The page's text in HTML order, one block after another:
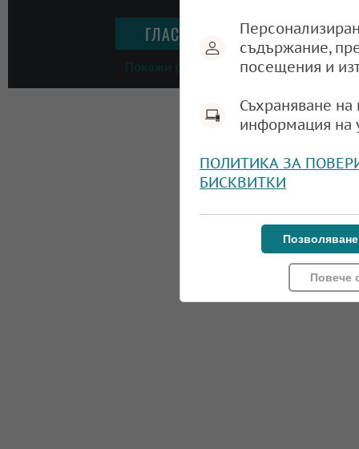
Покажи резултати
съдържание,
посещения и
Съхраняване
информация на
ПОЛИТИКА ЗА
БИСКВИТКИ
Повече